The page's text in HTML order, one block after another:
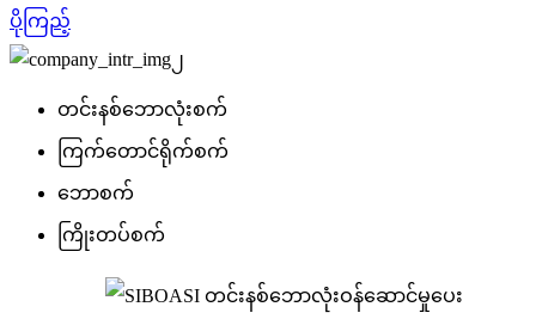
ပိုကြည့်
တင်းနစ်ဘောလုံးစက်
ကြက်တောင်ရိုက်စက်
ဘောစက်
ကြိုးတပ်စက်